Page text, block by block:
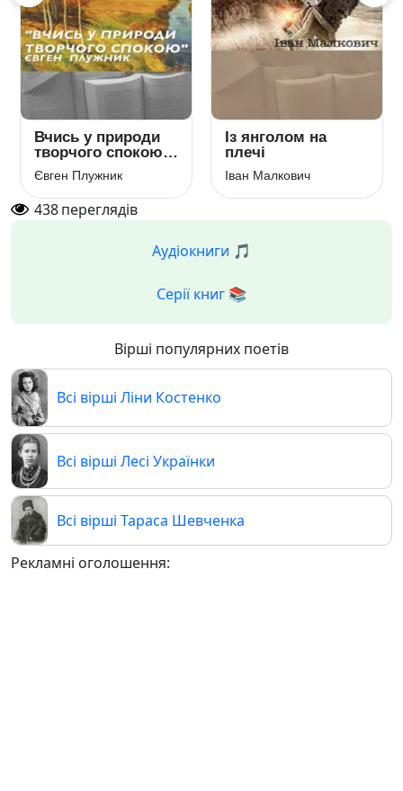
Вчись у природи
творчого спокою…
Євген Плужник
Із янголом на
плечі
Іван Малкович
438переглядів
Аудіокниги 🎵
Серії книг 📚
Вірші популярних поетів
Всі вірші Ліни Костенко
Всі вірші Лесі Українки
Всі вірші Тараса Шевченка
Рекламні оголошення: